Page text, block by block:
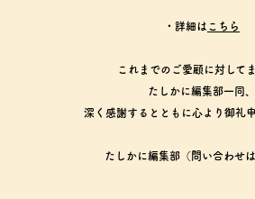
・詳細は こちら
これまでのご愛顧に対してま
たしかに編集部一同、
深く感謝するとともに心より御礼申
たしかに編集部（問い合わせは